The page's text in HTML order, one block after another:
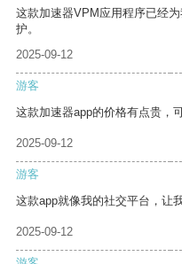
这款加速器VPM应用程序已经
护。
2025-09-12
游客
这款加速器app的价格有点贵，
2025-09-12
游客
这款app就像我的社交平台，让
2025-09-12